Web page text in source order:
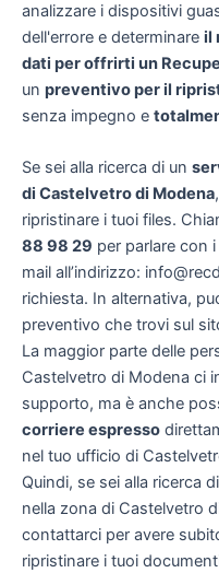
analizzare i dispositivi
dell'errore e determinare il
dati per offrirti un
un preventivo per il
senza impegno e
Se sei alla ricerca di un
di Castelvetro di Modena
ripristinare i tuoi files.
88 98 29 per parlare con
mail all’indirizzo:
richiesta. In alternativa,
preventivo che trovi sul
La maggior parte delle
Castelvetro di Modena ci
supporto, ma è anche
corriere espresso
nel tuo ufficio di
Quindi, se sei alla ricerca
nella zona di Castelvetro
contattarci per avere
ripristinare i tuoi